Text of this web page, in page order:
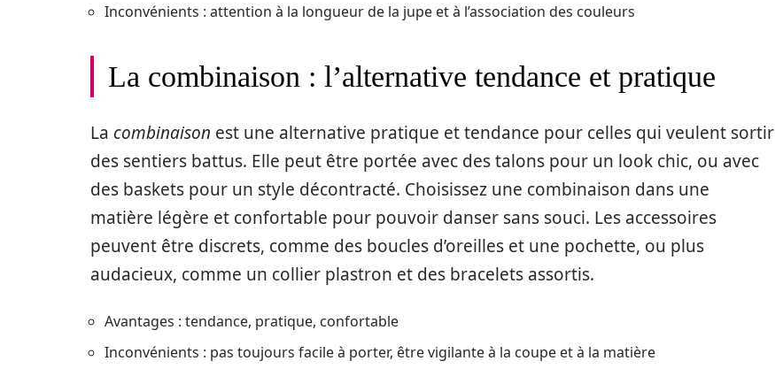
Inconvénients : attention à la longueur de la jupe et à l’association des couleurs
La combinaison : l’alternative tendance et pratique
La combinaison est une alternative pratique et tendance pour celles qui veulent sortir
des sentiers battus. Elle peut être portée avec des talons pour un look chic, ou avec
des baskets pour un style décontracté. Choisissez une combinaison dans une
matière légère et confortable pour pouvoir danser sans souci. Les accessoires
peuvent être discrets, comme des boucles d’oreilles et une pochette, ou plus
audacieux, comme un collier plastron et des bracelets assortis.
Avantages : tendance, pratique, confortable
Inconvénients : pas toujours facile à porter, être vigilante à la coupe et à la matière